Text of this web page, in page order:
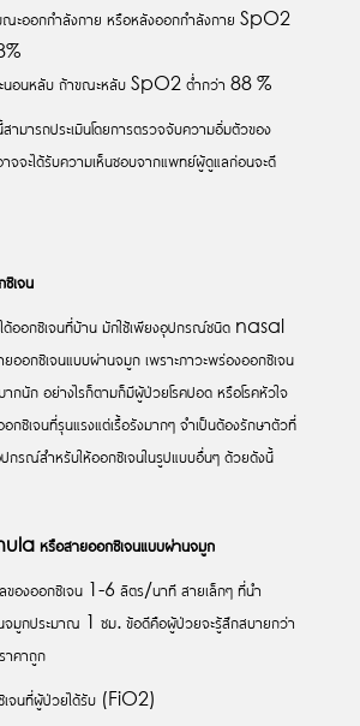
ณะออกกำลังกาย หรือหลังออกกำลังกาย SpO2
ะนอนหลับ ถ้าขณะหลับ SpO2 ต่ำกว่า 88 %
ามารถประเมินโดยการตรวจจับความอิ่มตัวของ
าจจะได้รับความเห็นชอบจากแพทย์ผู้ดูแลก่อนจะดี
เจน
ด้ออกซิเจนที่บ้าน มักใช้เพียงอุปกรณ์ชนิด nasal
ซิเจนแบบผ่านจมูก เพราะภาวะพร่องออกซิเจน
ากนัก อย่างไรก็ตามก็มีผู้ป่วยโรคปอด หรือโรคหัวใจ
กซิเจนที่รุนแรงแต่เรื้อรังมากๆ จำเป็นต้องรักษาตัวที่
กรณ์สำหรับให้ออกซิเจนในรูปแบบอื่นๆ ด้วยดังนี้
หรือสายออกซิเจนแบบผ่านจมูก
ลของออกซิเจน 1-6 ลิตร/นาที สายเล็กๆ ที่นำ
จมูกประมาณ 1 ซม. ข้อดีคือผู้ป่วยจะรู้สึกสบายกว่า
คาถูก
เจนที่ผู้ป่วยได้รับ (FiO2)